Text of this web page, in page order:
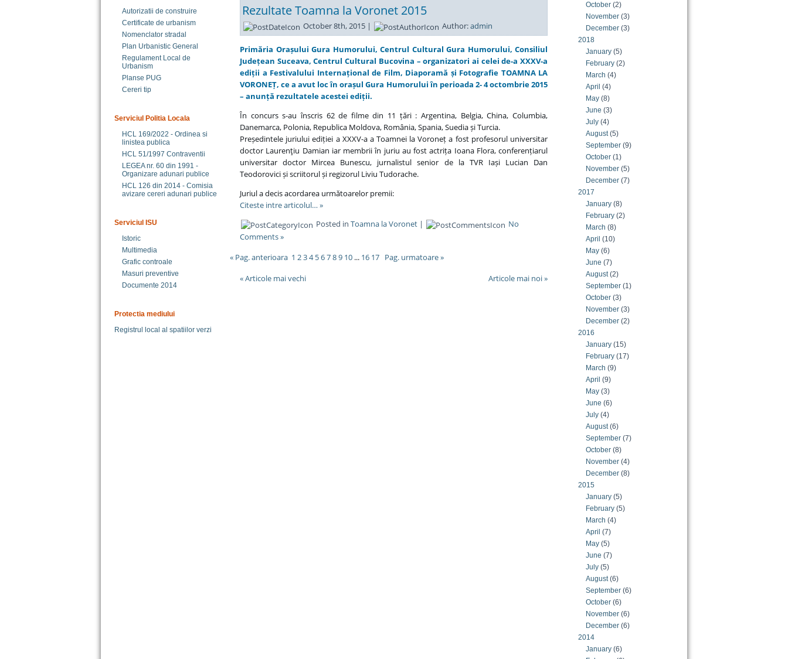
Autorizatii de construire
Certificate de urbanism
Nomenclator stradal
Plan Urbanistic General
Regulament Local de
Urbanism
Planse PUG
Cereri tip
Serviciul Politia Locala
HCL 169/2022 - Ordinea si
linistea publica
HCL 51/1997 Contraventii
LEGEA nr. 60 din 1991 -
Organizare adunari publice
HCL 126 din 2014 - Comisia
avizare cereri adunari publice
Serviciul ISU
Istoric
Multimedia
Grafic controale
Masuri preventive
Documente 2014
Protectia mediului
Registrul local al spatiilor verzi
Rezultate Toamna la Voronet 2015
October 8th, 2015 | Author:admin
Primăria Orașului Gura Humorului, Centrul Cultural Gura Humorului, Consiliul
Județean Suceava, Centrul Cultural Bucovina – organizatori ai celei de-a XXXV-a
ediții a Festivalului Internațional de Film, Diaporamă și Fotografie TOAMNA LA
VORONEȚ, ce a avut loc în orașul Gura Humorului în perioada 2- 4 octombrie 2015
– anunță rezultatele acestei ediții.
În concurs s-au înscris 62 de filme din 11 țări : Argentina, Belgia, China, Columbia,
Danemarca, Polonia, Republica Moldova, România, Spania, Suedia și Turcia.
Președintele juriului ediției a XXXV-a a Toamnei la Voroneț a fost profesorul universitar
doctor Laurenţiu Damian iar membrii în juriu au fost actrița Ioana Flora, conferențiarul
universitar doctor Mircea Bunescu, jurnalistul senior de la TVR Iași Lucian Dan
Teodorovici și scriitorul și regizorul Liviu Tudorache.
Juriul a decis acordarea următoarelor premii:
Citeste intre articolul… »
Posted in Toamna la Voronet |
No
Comments »
« Pag. anterioara 1 234 56789 10 ... 16 17 Pag. urmatoare »
« Articole mai vechi
Articole mai noi »
October (2)
November (3)
December (3)
2018
January (5)
February (2)
March (4)
April (4)
May (8)
June (3)
July (4)
August(5)
September (9)
October (1)
November (5)
December (7)
2017
January (8)
February (2)
March (8)
April (10)
May (6)
June (7)
August(2)
September (1)
October (3)
November (3)
December (2)
2016
January (15)
February (17)
March (9)
April (9)
May (3)
June (6)
July (4)
August(6)
September (7)
October (8)
November (4)
December (8)
2015
January (5)
February (5)
March (4)
April (7)
May (5)
June (7)
July (5)
August(6)
September (6)
October (6)
November (6)
December (6)
2014
January (6)